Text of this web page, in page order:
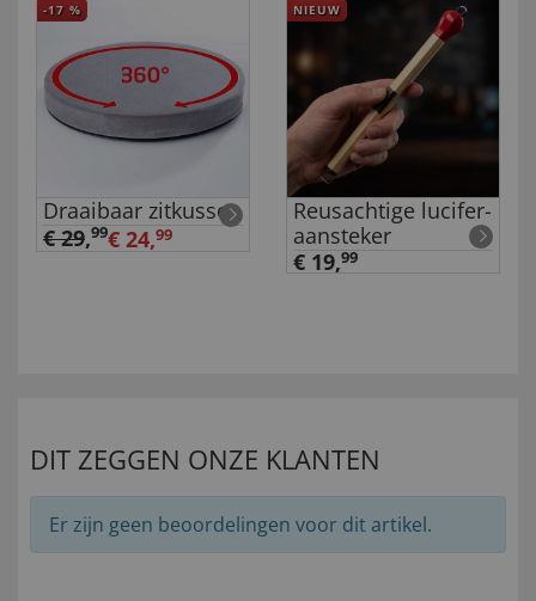
-17 %
Draaibaar zitkussen
€ 29,99€ 24,99
NIEUW
Reusachtige lucifer-
aansteker
€ 19,99
DIT ZEGGEN ONZE KLANTEN
Er zijn geen beoordelingen voor dit artikel.